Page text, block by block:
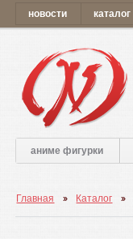
новости каталог
аниме фигурки
Главная Каталог